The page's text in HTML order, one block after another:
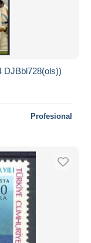
DJBbl728(ols))
Profesional